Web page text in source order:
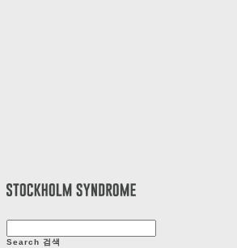
Search 검색